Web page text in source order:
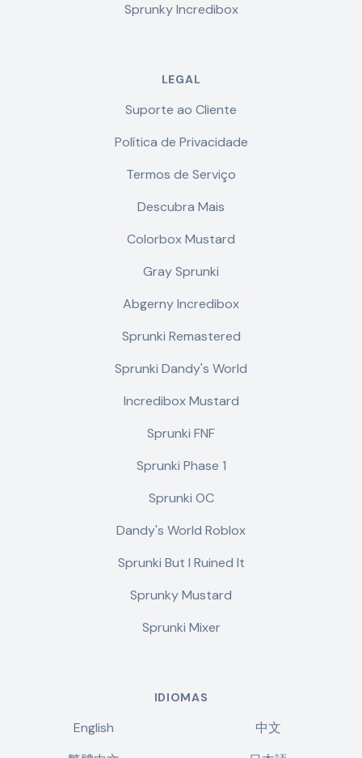
Sprunky Incredibox
LEGAL
Suporte ao Cliente
Política de Privacidade
Termos de Serviço
Descubra Mais
Colorbox Mustard
Gray Sprunki
Abgerny Incredibox
Sprunki Remastered
Sprunki Dandy's World
Incredibox Mustard
Sprunki FNF
Sprunki Phase 1
Sprunki OC
Dandy's World Roblox
Sprunki But I Ruined It
Sprunky Mustard
Sprunki Mixer
IDIOMAS
English
中文